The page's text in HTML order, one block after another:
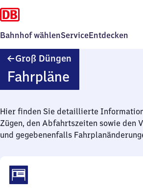
Bahnhof wählenServiceEntdecken
Groß Düngen
Fahrpläne
Hier finden Sie detaillierte
Zügen, den Abfahrtszeiten sowie den
und gegebenenfalls